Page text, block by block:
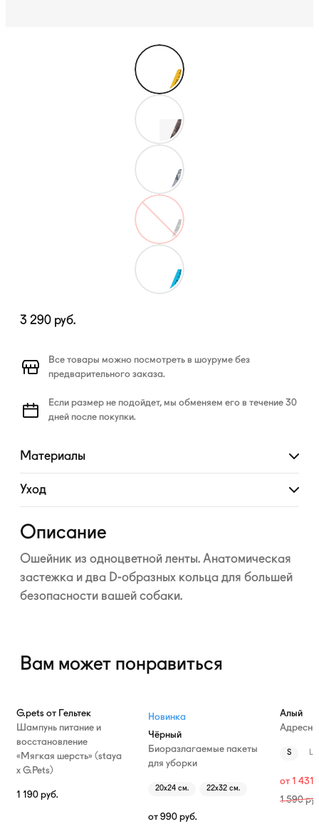
3 290 руб.
Все товары можно посмотреть в шоуруме без
предварительного заказа.
Если размер не подойдет, мы обменяем его в течение 30
дней после покупки.
Материалы
Развернуть
Уход
Развернуть
Описание
Ошейник из одноцветной ленты. Анатомическая
застежка и два D-образных кольца для большей
безопасности вашей собаки.
Вам может понравиться
G.pets от Гельтек
Шампунь питание и
восстановление
«Мягкая шерсть» (staya
х G.Pets)
1 190 руб.
Новинка
Чёрный
Биоразлагаемые пакеты
для уборки
20х24 см. 22х32 см.
от 990 руб.
Алый
S L
от 1 431
1 590